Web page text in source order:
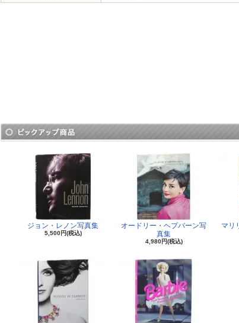
ジョン・レノン写真集
5,500円(税込)
オードリー・ヘプバーン写
真集
4,980円(税込)
マリ